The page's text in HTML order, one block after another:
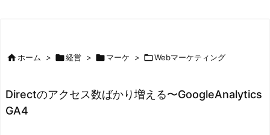

検索
ホーム > 経営 > マーケ > Webマーケティング
Directのアクセス数ばかり増える〜GoogleAnalytics
GA4